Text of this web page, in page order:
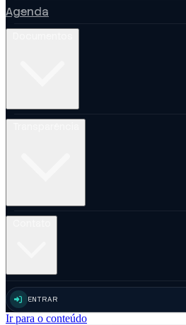
Agenda
ENTRAR
Ir para o conteúdo